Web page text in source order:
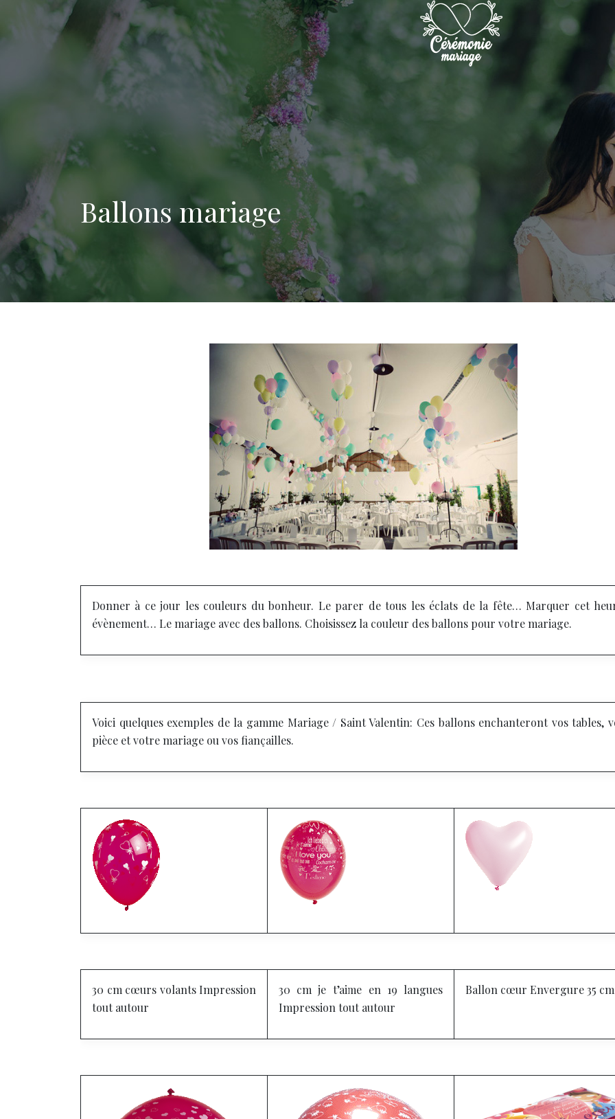
Ballons mariage
Donner à ce jour les couleurs du bonheur. Le parer de tous les éclats de la fête… Marquer cet
évènement… Le mariage avec des ballons. Choisissez la couleur des ballons pour votre mariage.
Voici quelques exemples de la gamme Mariage / Saint Valentin: Ces ballons enchanteront vos tables,
pièce et votre mariage ou vos fiançailles.
30 cm cœurs volantsImpression
tout autour
30 cm je t’aime en 19 langues
Impression tout autour
Ballon cœur Envergure 35 cm